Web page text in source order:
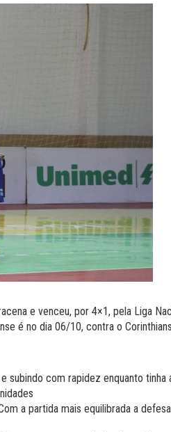
e venceu, por 4×1, pela Liga
é no dia 06/10, contra o
com rapidez enquanto
a partida mais equilibrada a